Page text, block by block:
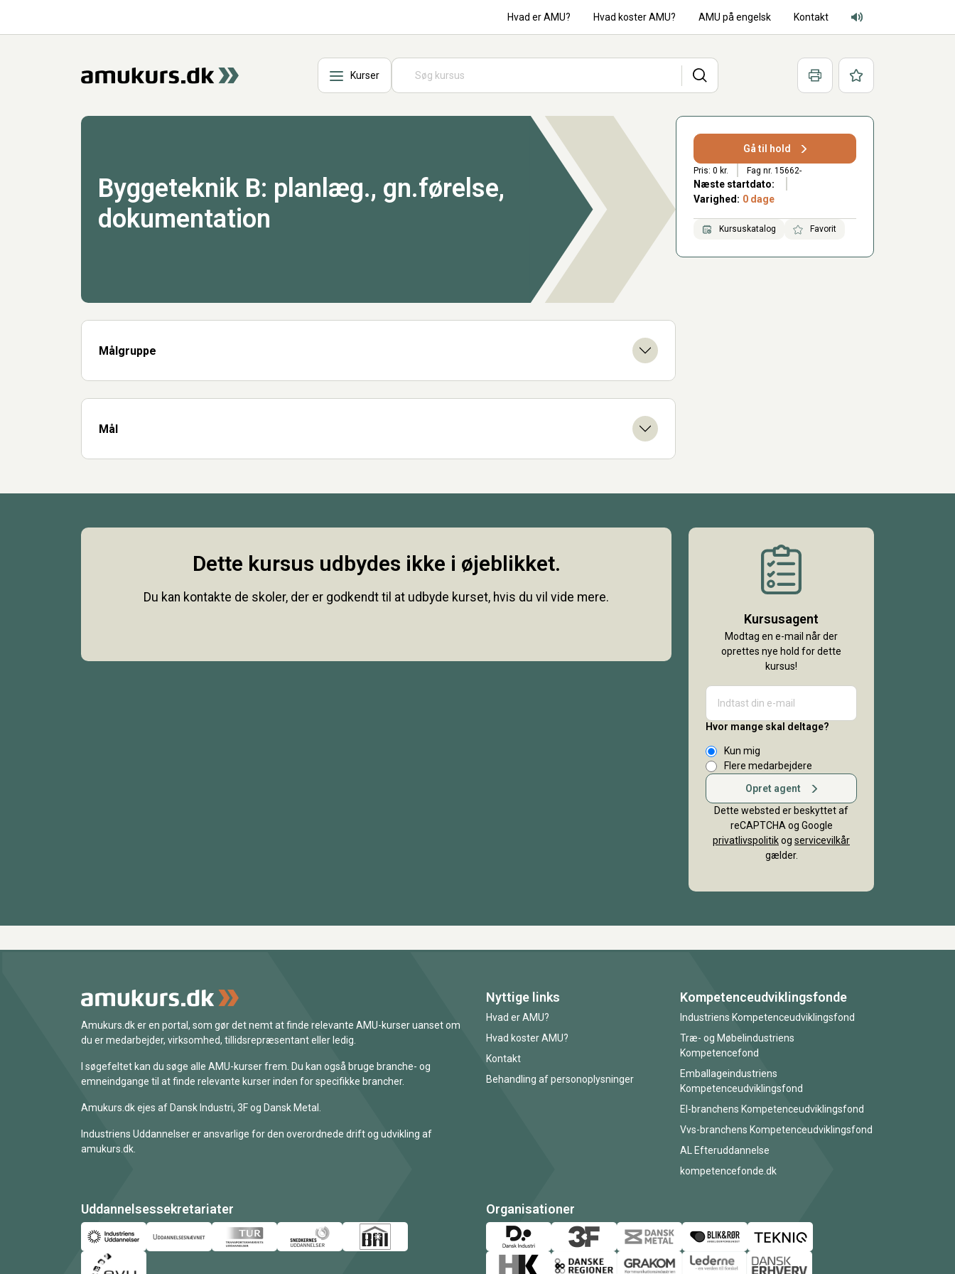
Hvad er AMU? Hvad koster AMU? AMU på engelsk Kontakt
Adgang for alle lyd
Kurser Søg Print Favoritter
Byggeteknik B: planlæg., gn.førelse,
dokumentation
Målgruppe
Mål
Gå til hold
Pris: 0 kr. Fag nr. 15662-
Næste startdato:
Varighed: 0 dage
Kursuskatalog Favorit
Dette kursus udbydes ikke i øjeblikket.
Du kan kontakte de skoler, der er godkendt til at udbyde kurset, hvis du vil vide mere.
Kursusagent
Modtag en e-mail når der
oprettes nye hold for dette
kursus!
Hvor mange skal deltage?
Kun mig
Flere medarbejdere
Opret agent
Dette websted er beskyttet af
reCAPTCHA og Google
privatlivspolitikog servicevilkår
gælder.
Amukurs.dk er en portal, som gør det nemt at finde relevante AMU-kurser uanset om
du er medarbejder, virksomhed, tillidsrepræsentant eller ledig.
I søgefeltet kan du søge alle AMU-kurser frem. Du kan også bruge branche- og
emneindgange til at finde relevante kurser inden for specifikke brancher.
Amukurs.dk ejes af Dansk Industri, 3F og Dansk Metal.
Industriens Uddannelser er ansvarlige for den overordnede drift og udvikling af
amukurs.dk.
Nyttige links
Hvad er AMU?
Hvad koster AMU?
Kontakt
Behandling af personoplysninger
Kompetenceudviklingsfonde
Industriens Kompetenceudviklingsfond
Træ- og Møbelindustriens
Kompetencefond
Emballageindustriens
Kompetenceudviklingsfond
El-branchens Kompetenceudviklingsfond
Vvs-branchens Kompetenceudviklingsfond
AL Efteruddannelse
kompetencefonde.dk
Uddannelsessekretariater Organisationer